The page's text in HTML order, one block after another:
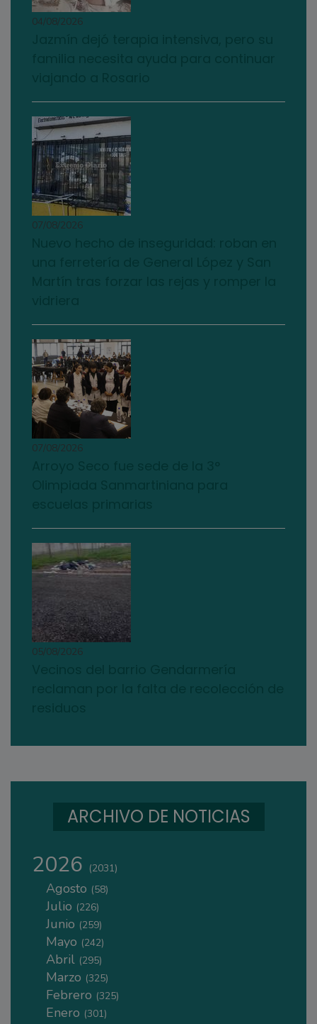
04/08/2026
07/08/2026
07/08/2026
05/08/2026
ARCHIVO DE NOTICIAS
2026 (2031)
Agosto (58)
Julio (226)
Junio (259)
Mayo (242)
Abril (295)
Marzo (325)
Febrero (325)
Enero (301)